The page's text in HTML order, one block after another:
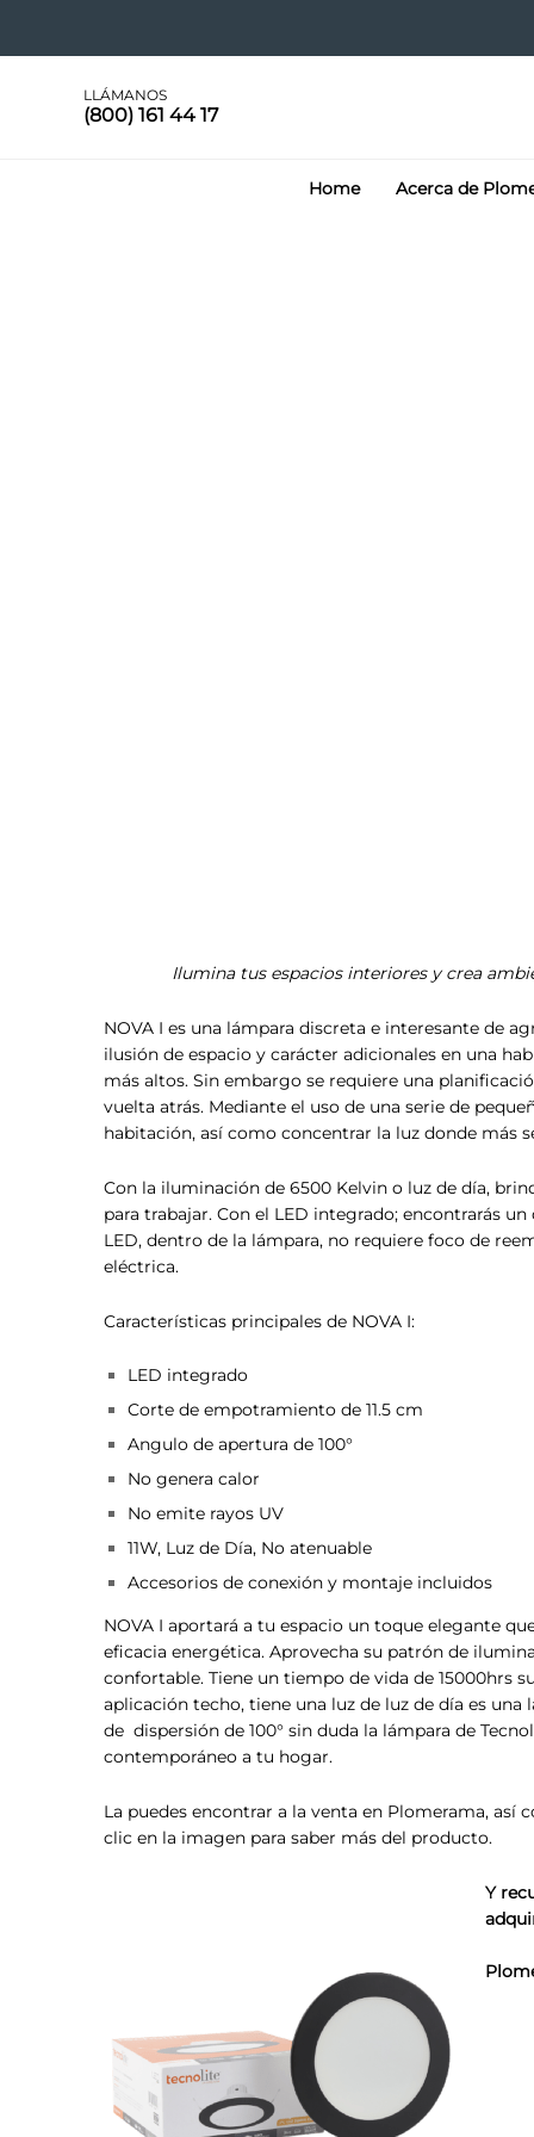
LLÁMANOS
(800) 161 44 17
Home Acerca de
Ilumina tus espacios interiores y crea
NOVA I es una lámpara discreta e interesante de
ilusión de espacio y carácter adicionales en una
más altos. Sin embargo se requiere una
vuelta atrás. Mediante el uso de una serie de
habitación, así como concentrar la luz donde más
Con la iluminación de 6500 Kelvin o luz de día,
para trabajar. Con el LED integrado; encontrarás
LED, dentro de la lámpara, no requiere foco de
eléctrica.
Características principales de NOVA I:
LED integrado
Corte de empotramiento de 11.5 cm
Angulo de apertura de 100°
No genera calor
No emite rayos UV
11W, Luz de Día, No atenuable
Accesorios de conexión y montaje incluidos
NOVA I aportará a tu espacio un toque elegante
eficacia energética. Aprovecha su patrón de
confortable. Tiene un tiempo de vida de 15000hrs
aplicación techo, tiene una luz de luz de día es
de dispersión de 100° sin duda la lámpara de
contemporáneo a tu hogar.
La puedes encontrar a la venta en Plomerama,
clic en la imagen para saber más del producto.
Y